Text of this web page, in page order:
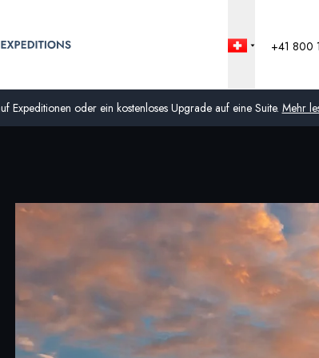
Expeditionen oder ein kostenloses Upgrade auf eine Suite. Mehr
+41 800